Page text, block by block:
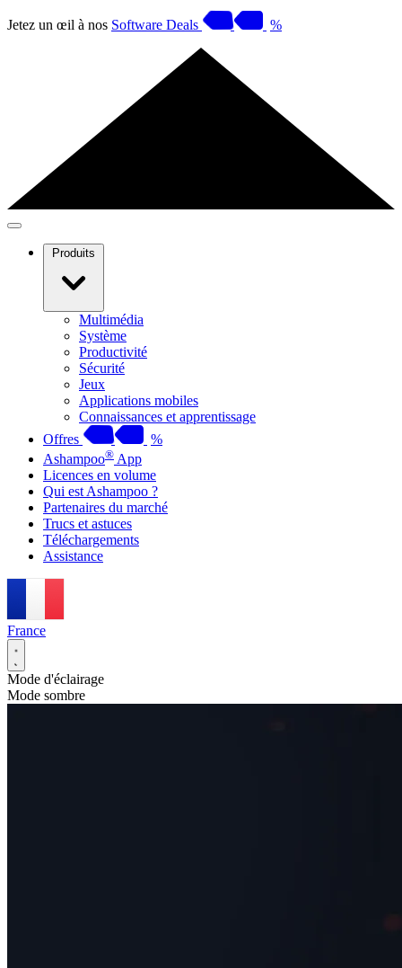
Jetez un œil à nos Software Deals %
Produits
Multimédia
Système
Productivité
Sécurité
Jeux
Applications mobiles
Connaissances et apprentissage
Offres
%
Ashampoo® App
Licences en volume
Qui est Ashampoo ?
Partenaires du marché
Trucs et astuces
Téléchargements
Assistance
France
Mode d'éclairage
Mode sombre